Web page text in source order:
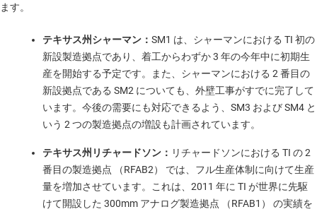
ます。
テキサス州シャーマン： SM1 は、シャーマンにおける TI 初の
新設製造拠点であり、着工からわずか 3 年の今年中に初期生
産を開始する予定です。また、シャーマンにおける 2 番目の
新設拠点である SM2 についても、外壁工事がすでに完了して
います。今後の需要にも対応できるよう、SM3 および SM4 と
いう 2 つの製造拠点の増設も計画されています。
テキサス州リチャードソン： リチャードソンにおける TI の 2
番目の製造拠点 （RFAB2） では、フル生産体制に向けて生産
量を増加させています。これは、2011 年に TI が世界に先駆
けて開設した 300mm アナログ製造拠点 （RFAB1） の実績を